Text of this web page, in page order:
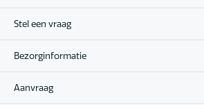
Stel een vraag
Bezorginformatie
Aanvraag